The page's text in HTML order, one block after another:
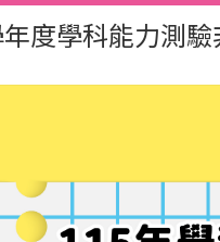
度學科能力測驗